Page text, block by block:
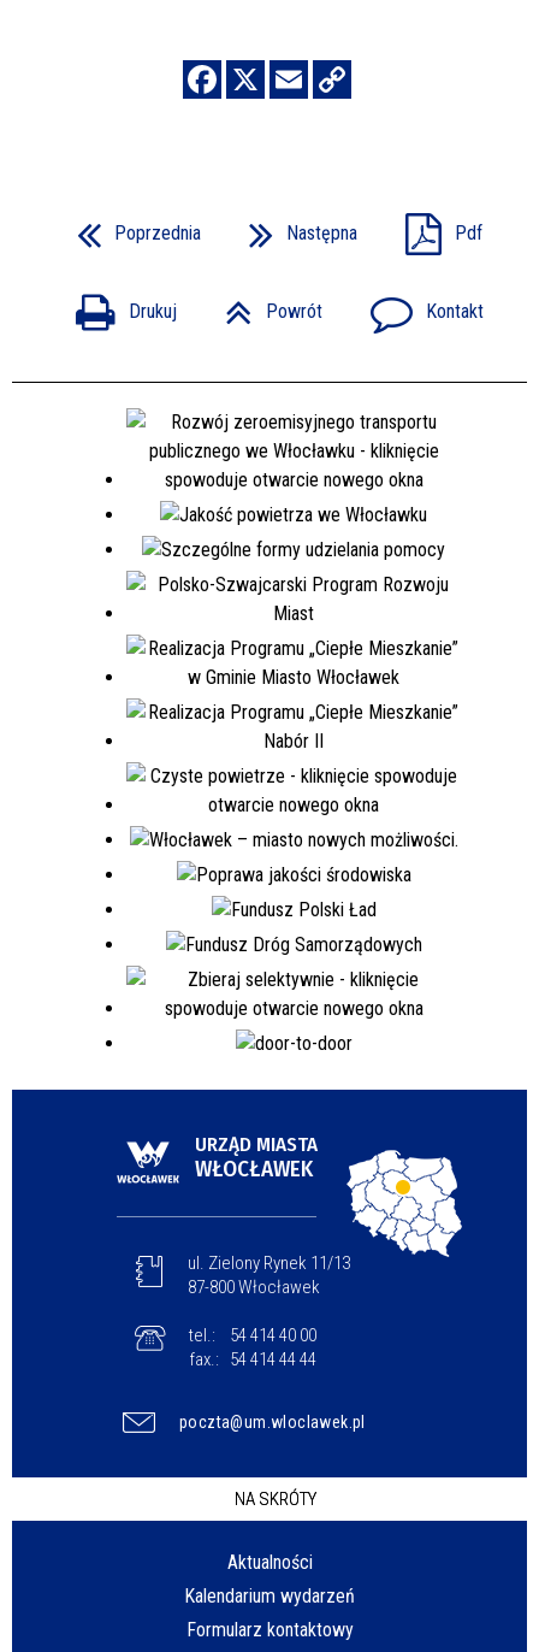
Poprzednia Następna Pdf
Drukuj Powrót Kontakt
URZĄD MIASTA
WŁOCŁAWEK
ul. Zielony Rynek 11/13
87-800 Włocławek
tel.:
54 414 40 00
fax.:
54 414 44 44
poczta@um.wloclawek.pl
NA SKRÓTY
Aktualności
Kalendarium wydarzeń
Formularz kontaktowy